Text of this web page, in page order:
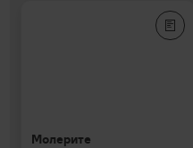
Молерите